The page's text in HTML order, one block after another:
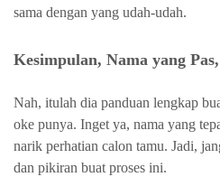
sama dengan yang udah-udah.
Kesimpulan, Nama yang
Nah, itulah dia panduan lengkap
oke punya. Inget ya, nama yang
narik perhatian calon tamu. Jadi,
dan pikiran buat proses ini.